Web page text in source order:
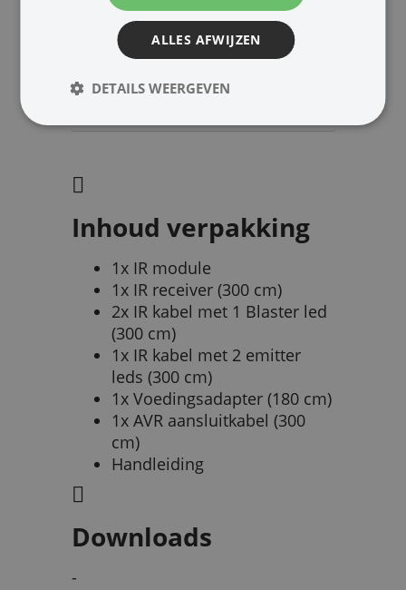
Zie ook:
Alle IR-extenders Afstandsbedieningen
Inhoud verpakking
1x IR module
1x IR receiver (300 cm)
2x IR kabel met 1 Blaster led
(300 cm)
1x IR kabel met 2 emitter
leds (300 cm)
1x Voedingsadapter (180 cm)
1x AVR aansluitkabel (300
cm)
Handleiding
Downloads
-
ALLES AFWIJZEN
DETAILS WEERGEVEN